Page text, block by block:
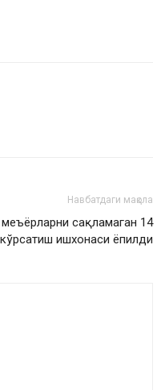
Навбатдаги мақола
сақламаган 14
ишхонаси ёпилди